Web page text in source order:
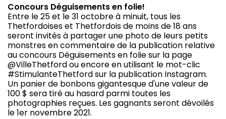
Concours Déguisements en folie!
Entre le 25 et le 31 octobre à minuit, tous les
Thetfordoises et Thetfordois de moins de 18 ans
seront invités à partager une photo de leurs petits
monstres en commentaire de la publication relative
au concours Déguisements en folie sur la page
@VilleThetford ou encore en utilisant le mot-clic
#StimulanteThetford sur la publication Instagram.
Un panier de bonbons gigantesque d'une valeur de
100 $ sera tiré au hasard parmi toutes les
photographies reçues. Les gagnants seront dévoilés
le 1er novembre 2021.